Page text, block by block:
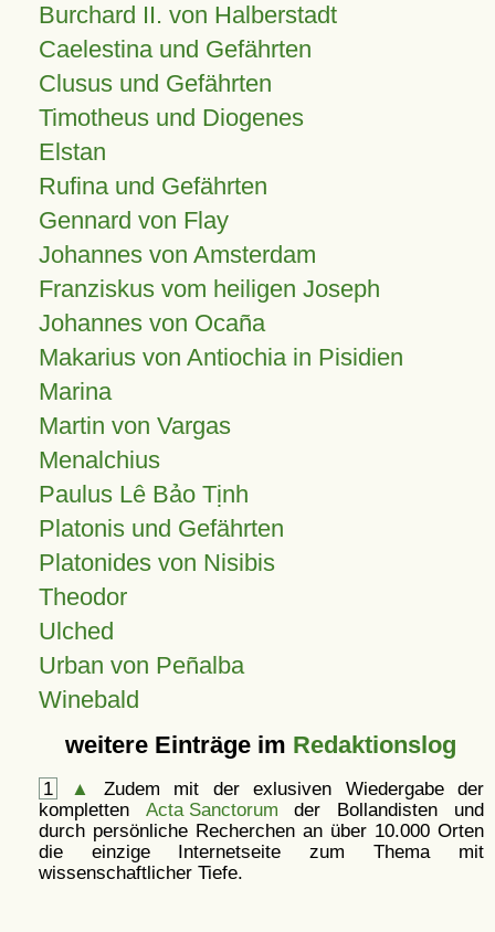
Burchard II. von Halberstadt
Caelestina und Gefährten
Clusus und Gefährten
Timotheus und Diogenes
Elstan
Rufina und Gefährten
Gennard von Flay
Johannes von Amsterdam
Franziskus vom heiligen Joseph
Johannes von Ocaña
Makarius von Antiochia in Pisidien
Marina
Martin von Vargas
Menalchius
Paulus Lê Bảo Tịnh
Platonis und Gefährten
Platonides von Nisibis
Theodor
Ulched
Urban von Peñalba
Winebald
weitere Einträge im Redaktionslog
1 ▲
Zudem mit der exlusiven Wiedergabe der
kompletten Acta Sanctorum der Bollandisten und
durch persönliche Recherchen an über 10.000 Orten
die einzige Internetseite zum Thema mit
wissenschaftlicher Tiefe.